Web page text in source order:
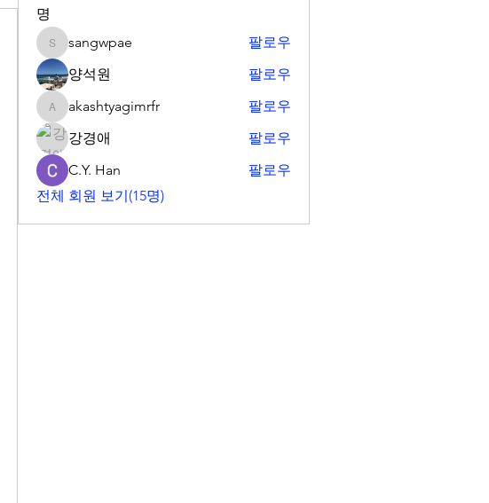
명
sangwpae
sangwpae
팔로우
양석원
팔로우
akashtyagimrfr
akashtyagimrfr
팔로우
강경애
팔로우
C.Y. Han
팔로우
전체 회원 보기(15명)